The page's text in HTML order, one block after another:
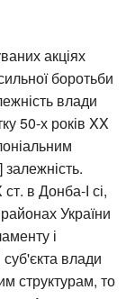
акціях
боротьби
влади
50-х років XX
в Донба-І сі,
України
і
суб'єкта влади
структурам, то